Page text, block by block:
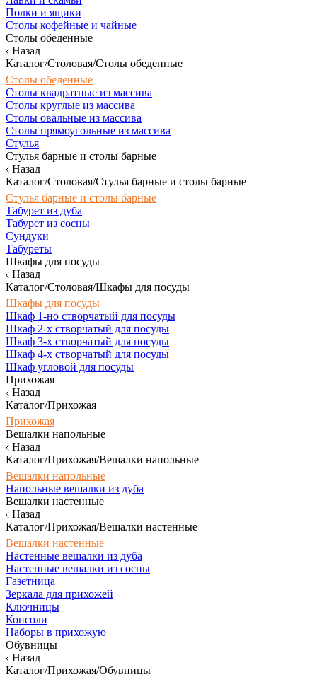
Полки и ящики
Столы кофейные и чайные
Столы обеденные
Назад
Каталог/Столовая/Столы обеденные
Столы обеденные
Столы квадратные из массива
Столы круглые из массива
Столы овальные из массива
Столы прямоугольные из массива
Стулья
Стулья барные и столы барные
Назад
Каталог/Столовая/Стулья барные и столы барные
Стулья барные и столы барные
Табурет из дуба
Табурет из сосны
Сундуки
Табуреты
Шкафы для посуды
Назад
Каталог/Столовая/Шкафы для посуды
Шкафы для посуды
Шкаф 1-но створчатый для посуды
Шкаф 2-х створчатый для посуды
Шкаф 3-х створчатый для посуды
Шкаф 4-х створчатый для посуды
Шкаф угловой для посуды
Прихожая
Назад
Каталог/Прихожая
Прихожая
Вешалки напольные
Назад
Каталог/Прихожая/Вешалки напольные
Вешалки напольные
Напольные вешалки из дуба
Вешалки настенные
Назад
Каталог/Прихожая/Вешалки настенные
Вешалки настенные
Настенные вешалки из дуба
Настенные вешалки из сосны
Газетница
Зеркала для прихожей
Ключницы
Консоли
Наборы в прихожую
Обувницы
Назад
Каталог/Прихожая/Обувницы